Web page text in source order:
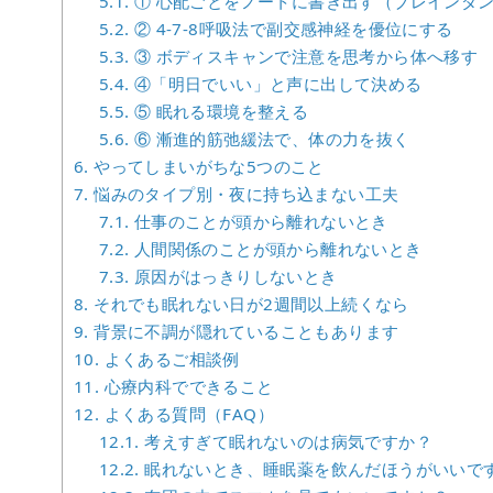
5.2. ② 4-7-8呼吸法で副交感神経を優位にする
5.3. ③ ボディスキャンで注意を思考から体へ移す
5.4. ④「明日でいい」と声に出して決める
5.5. ⑤ 眠れる環境を整える
5.6. ⑥ 漸進的筋弛緩法で、体の力を抜く
6. やってしまいがちな5つのこと
7. 悩みのタイプ別・夜に持ち込まない工夫
7.1. 仕事のことが頭から離れないとき
7.2. 人間関係のことが頭から離れないとき
7.3. 原因がはっきりしないとき
8. それでも眠れない日が2週間以上続くなら
9. 背景に不調が隠れていることもあります
10. よくあるご相談例
11. 心療内科でできること
12. よくある質問（FAQ）
12.1. 考えすぎて眠れないのは病気ですか？
12.2. 眠れないとき、睡眠薬を飲んだほうがいいで